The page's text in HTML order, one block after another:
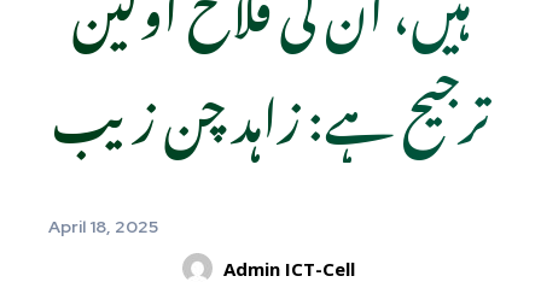
ترجیح ہے: زاہد چن زیب
April 18, 2025
Admin ICT-Cell